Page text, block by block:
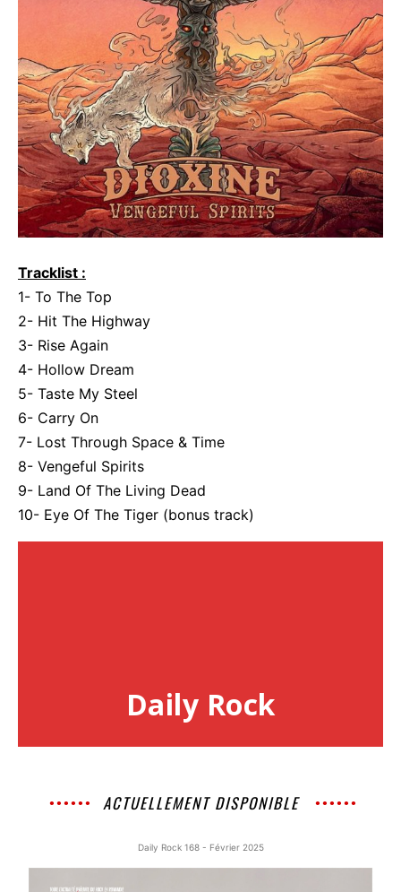
Tracklist :
1- To The Top
2- Hit The Highway
3- Rise Again
4- Hollow Dream
5- Taste My Steel
6- Carry On
7- Lost Through Space & Time
8- Vengeful Spirits
9- Land Of The Living Dead
10- Eye Of The Tiger (bonus track)
Daily Rock
ACTUELLEMENT DISPONIBLE
Daily Rock 168 - Février 2025